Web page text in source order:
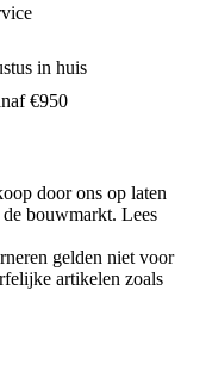
in huis
€950
door ons op laten
bouwmarkt. Lees
gelden niet voor
artikelen zoals